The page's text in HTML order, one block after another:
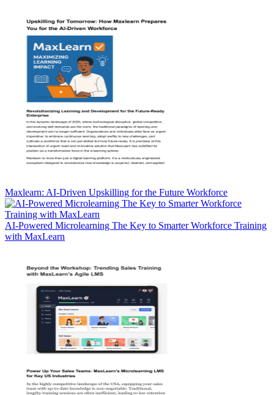
Maxlearn: AI-Driven Upskilling for the Future Workforce
AI-Powered Microlearning The Key to Smarter Workforce Training
with MaxLearn